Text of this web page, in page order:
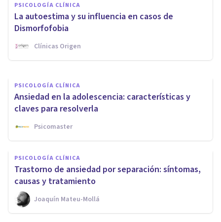
PSICOLOGÍA CLÍNICA
La autoestima y su influencia en casos de
Dismorfofobia
Clínicas Origen
PsicoAbreu: 20 años de
psicoterapia en Málaga
Psicoabreu
PSICOLOGÍA CLÍNICA
Ansiedad en la adolescencia: características y
claves para resolverla
Psicomaster
PSICOLOGÍA CLÍNICA
Trastorno de ansiedad por separación: síntomas,
causas y tratamiento
Joaquín Mateu-Mollá